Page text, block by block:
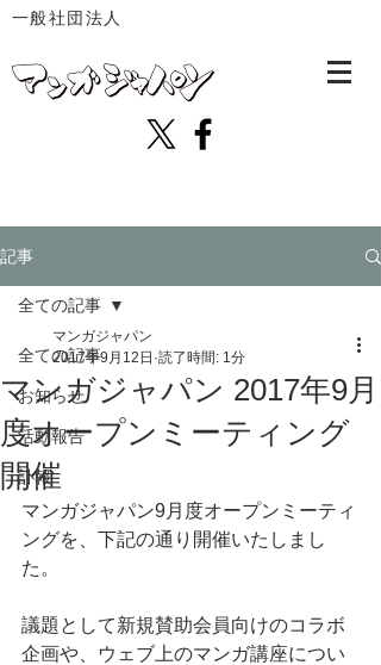
一般社団法人
記事
全ての記事
お知らせ
活動報告
訃報
全ての記事
マンガジャパン 2017年9月
度オープンミーティング
開催
マンガジャパン
2017年9月12日 読了時間: 1分
マンガジャパン9月度オープンミーティ
ングを、下記の通り開催いたしまし
た。
議題として新規賛助会員向けのコラボ
企画や、ウェブ上のマンガ講座につい